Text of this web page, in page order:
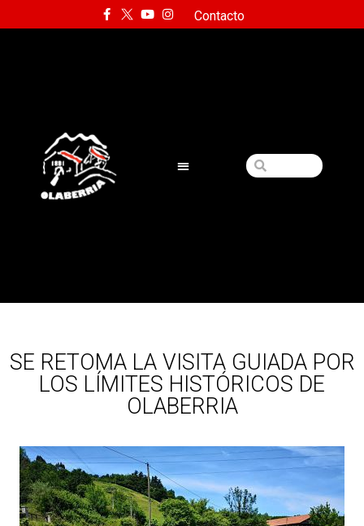
Contacto
SE RETOMA LA VISITA GUIADA POR
LOS LÍMITES HISTÓRICOS DE
OLABERRIA